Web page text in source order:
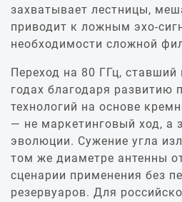
захватывает лестницы,
приводит к ложным
необходимости сложной
Переход на 80 ГГц,
годах благодаря развитию
технологий на основе
— не маркетинговый ход, а
эволюции. Сужение угла
том же диаметре антенны
сценарии применения без
резервуаров. Для